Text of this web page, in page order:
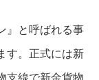
』と呼ばれる事
す。正式には新
支線で新金貨物